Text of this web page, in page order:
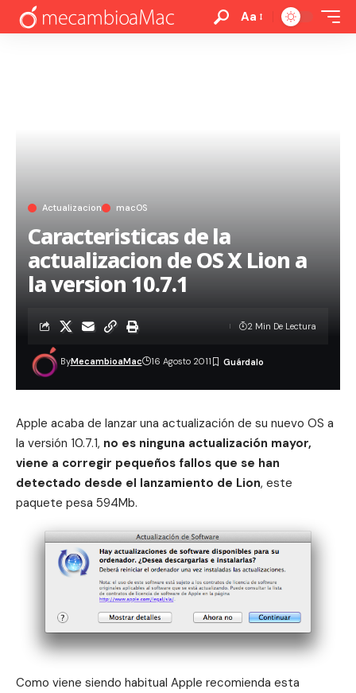
Aa
Actualizacion macOS
Caracteristicas de la
actualizacion de OS X Lion a
la version 10.7.1
ByMecambioaMac 16 Agosto 2011
2 Min De Lectura
Apple acaba de lanzar una actualización de su nuevo OS a
la versión 10.7.1, no es ninguna actualización mayor,
viene a corregir pequeños fallos que se han
detectado desde el lanzamiento de Lion, este
paquete pesa 594Mb.
Como viene siendo habitual Apple recomienda esta